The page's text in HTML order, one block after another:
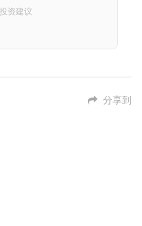
资建议
分享到